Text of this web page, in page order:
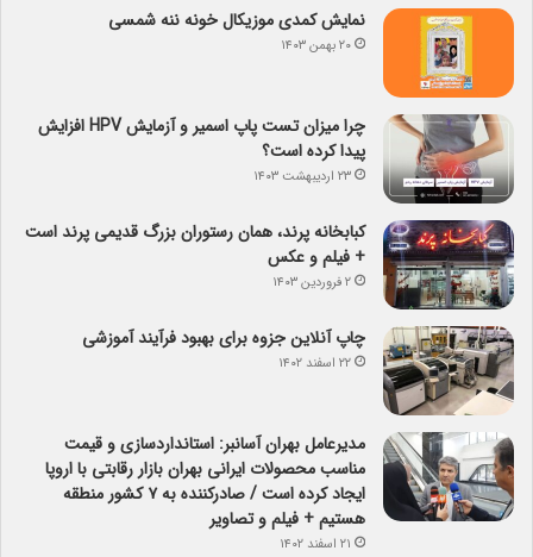
نمایش کمدی موزیکال خونه ننه شمسی
۲۰ بهمن ۱۴۰۳
چرا میزان تست پاپ اسمیر و آزمایش HPV افزایش
پیدا کرده است؟
۲۳ اردیبهشت ۱۴۰۳
کبابخانه پرند، همان رستوران بزرگ قدیمی پرند است
+ فیلم و عکس
۲ فروردین ۱۴۰۳
چاپ آنلاین جزوه برای بهبود فرآیند آموزشی
۲۲ اسفند ۱۴۰۲
مدیرعامل بهران آسانبر: استانداردسازی و قیمت
مناسب محصولات ایرانی بهران بازار رقابتی با اروپا
ایجاد کرده است / صادرکننده به ۷ کشور منطقه
هستیم + فیلم و تصاویر
۲۱ اسفند ۱۴۰۲